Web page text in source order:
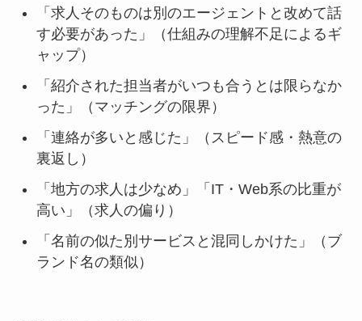
「求人そのものは別のエージェントと改めて話
す必要があった」（仕組みの理解不足によるギ
ャップ）
「紹介された担当者がいつも合うとは限らなか
った」（マッチングの限界）
「連絡が多いと感じた」（スピード感・熱意の
裏返し）
「地方の求人は少なめ」「IT・Web系の比重が
高い」（求人の偏り）
「名前の似た別サービスと混同しかけた」（ブ
ランド名の類似）